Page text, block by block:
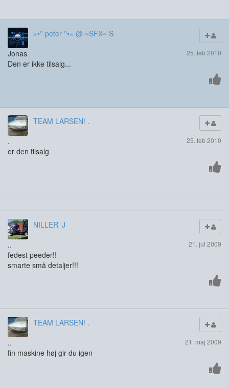
»•° peter °•« @ ~SFX~ S
25. feb 2010
Jonas
Den er ikke tilsalg...
TEAM LARSEN! .
25. feb 2010
.
er den tilsalg
NILLER' J
21. jul 2009
..
fedest peeder!!
smarte små detaljer!!!
TEAM LARSEN! .
21. maj 2009
..
fin maskine høj gir du igen